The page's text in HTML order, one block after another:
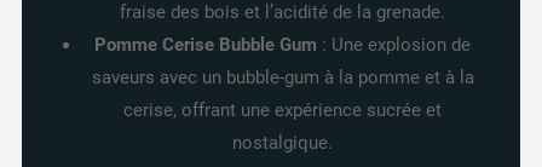
4 avis
fraise des bois et l’acidité de la grenade.
Pomme Cerise Bubble Gum : Une explosion de
saveurs avec un bubble-gum à la pomme et à la
cerise, offrant une expérience sucrée et
nostalgique.